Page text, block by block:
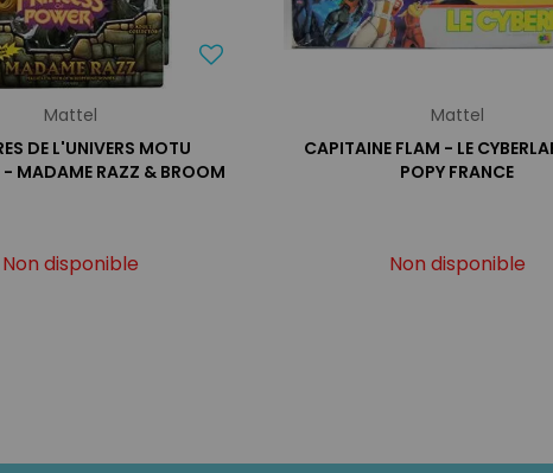
Mattel
DE L'UNIVERS MOTU
MADAME RAZZ & BROOM
Non disponible
Mattel
CAPITAINE FLAM - LE
POPY FRANCE
Non disponible